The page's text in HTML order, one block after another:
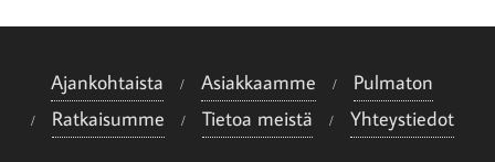
s
i
Ajankohtaista Asiakkaamme
Pulmaton
Ratkaisumme
Tietoa meistä Yhteystiedot